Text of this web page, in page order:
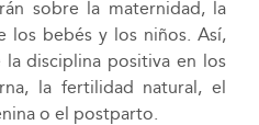
sobre la maternidad, la
los bebés y los niños. Así,
la disciplina positiva en los
la fertilidad natural, el
o el postparto.